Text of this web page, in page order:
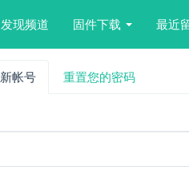
发现频道 固件下载 最近
帐号
签）
重置您的密码